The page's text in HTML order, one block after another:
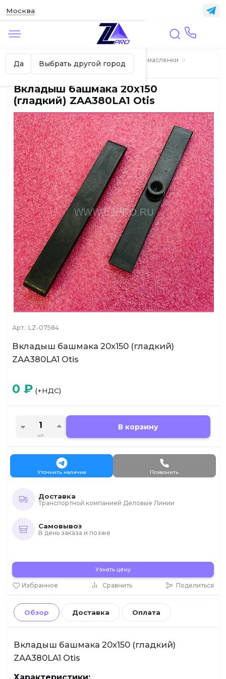
Москва
Москва ваш город?
Да Выбрать другой город
Главная ЛИФТЫ
Башмаки, вкладыши, масленки
Вкладыши лифтовые
Вкладыш башмака 20x150
(гладкий) ZAA380LA1 Otis
Арт.: LZ-07584
Вкладыш башмака 20x150 (гладкий)
ZAA380LA1 Otis
Избранное Сравнить Поделиться
0 ₽ (+НДС)
шт.
В корзину
Уточнить наличие Позвонить
Доставка
Транспортной компанией Деловые Линии
Самовывоз
В день заказа и позже
Узнать цену
Обзор Доставка Оплата
Вкладыш башмака 20x150 (гладкий)
ZAA380LA1 Otis